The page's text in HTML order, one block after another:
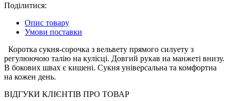
Поділитися:
Опис товару
Умови поставки
Коротка сукня-сорочка з вельвету прямого силуету з
регулюючою талію на кулісці. Довгий рукав на манжеті внизу.
В бокових швах є кишені. Сукня універсальна та комфортна
на кожен день.
ВІДГУКИ КЛІЄНТІВ ПРО ТОВАР